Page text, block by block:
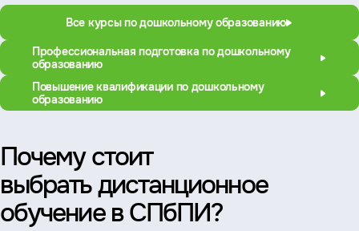
Все курсы по дошкольному образованию
Профессиональная подготовка по дошкольному
образованию
Повышение квалификации по дошкольному
образованию
Почему стоит
выбрать дистанционное
обучение в СПбПИ?